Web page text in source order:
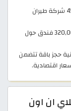
حجز رحلات الطيران في أكثر من 450 شركة طيران
يوفر حجز الإقامة في أكثر من 320,000 فندق حول
حجز باقة تتضمن
اقتصادية.
ان اون